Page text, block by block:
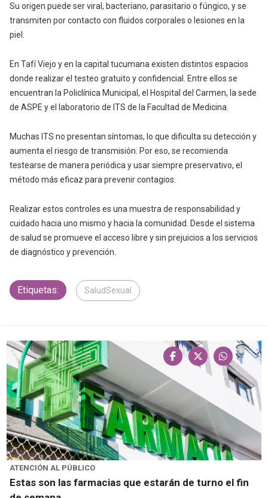
Su origen puede ser viral, bacteriano, parasitario o fúngico, y se
transmiten por contacto con fluidos corporales o lesiones en la
piel.
En Tafí Viejo y en la capital tucumana existen distintos espacios
donde realizar el testeo gratuito y confidencial. Entre ellos se
encuentran la Policlínica Municipal, el Hospital del Carmen, la sede
de ASPE y el laboratorio de ITS de la Facultad de Medicina.
Muchas ITS no presentan síntomas, lo que dificulta su detección y
aumenta el riesgo de transmisión. Por eso, se recomienda
testearse de manera periódica y usar siempre preservativo, el
método más eficaz para prevenir contagios.
Realizar estos controles es una muestra de responsabilidad y
cuidado hacia uno mismo y hacia la comunidad. Desde el sistema
de salud se promueve el acceso libre y sin prejuicios a los servicios
de diagnóstico y prevención.
Etiquetas: SaludSexual
ATENCIÓN AL PÚBLICO
Estas son las farmacias que estarán de turno el fin